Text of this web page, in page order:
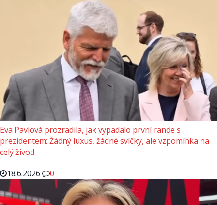
Eva Pavlová prozradila, jak vypadalo první rande s
prezidentem: Žádný luxus, žádné svíčky, ale vzpomínka na
celý život!
18.6.2026
0